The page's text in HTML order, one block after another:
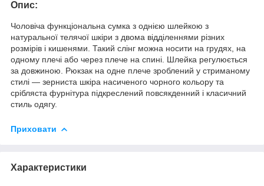
Опис:
Чоловіча функціональна сумка з однією шлейкою з
натуральної телячої шкіри з двома відділеннями різних
розмірів і кишенями. Такий слінг можна носити на грудях, на
одному плечі або через плече на спині. Шлейка регулюється
за довжиною. Рюкзак на одне плече зроблений у стриманому
стилі — зерниста шкіра насиченого чорного кольору та
срібляста фурнітура підкреслений повсякденний і класичний
стиль одягу.
Приховати
Характеристики